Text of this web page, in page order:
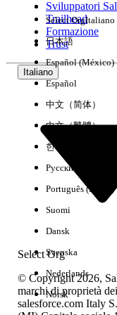
Esperienza
Sviluppatori
Trailhead
Formazione
Trust
Italiano
Select Org
Select OrgItaliano
日本語
Español (México)
Español
中文（简体）
中文（繁體）
한국어
Русский
Português (Brasil)
Suomi
Dansk
Svenska
Nederlands
Norsk
© Copyright 2026,
marchi di proprietà
salesforce.com Italy